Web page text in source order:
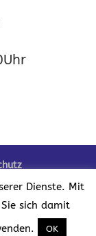
Dienste. Mit
sich damit
OK